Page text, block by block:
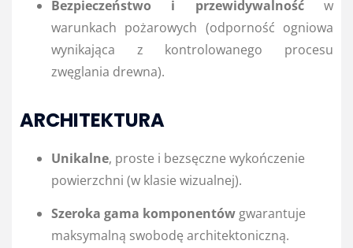
Bezpieczeństwo i przewidywalnośćw
warunkach pożarowych (odporność ogniowa
wynikająca z kontrolowanego procesu
zwęglania drewna).
ARCHITEKTURA
Unikalne, proste i bezsęczne wykończenie
powierzchni (w klasie wizualnej).
Szeroka gama komponentówgwarantuje
maksymalną swobodę architektoniczną.